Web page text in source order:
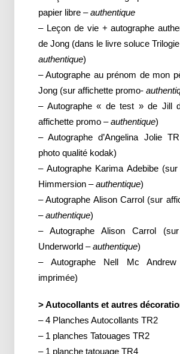
papier libre –authentique
– Leçon de vie + autographe
de Jong (dans le livre soluce
authentique)
– Autographe au prénom de mon
Jong (sur affichette promo-
– Autographe « de test » de Jill
affichette promo –authentique)
– Autographe d’Angelina Jolie
photo qualité kodak)
– Autographe Karima Adebibe
Himmersion –authentique)
– Autographe Alison Carrol (sur
–authentique)
– Autographe Alison Carrol
Underworld –authentique)
– Autographe Nell Mc
imprimée)
> Autocollants et autres
– 4 Planches Autocollants TR2
– 1 planches Tatouages TR2
– 1 planche tatouage TR4